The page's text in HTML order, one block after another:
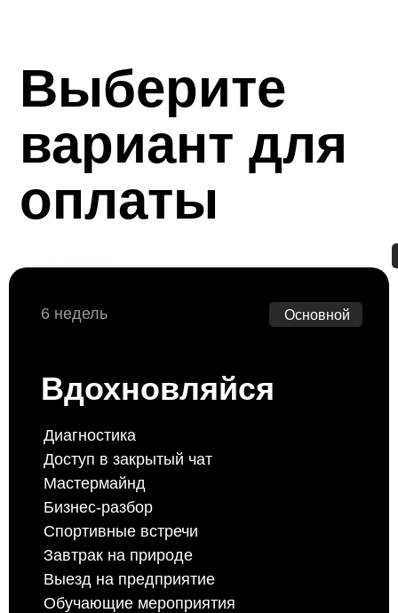
Вдохновляйся
Диагностика
Доступ в закрытый чат
Мастермайнд
Бизнес-разбор
Спортивные встречи
Завтрак на природе
Выезд на предприятие
Обучающие мероприятия
6 недель Основной
Выберите
вариант для
оплаты